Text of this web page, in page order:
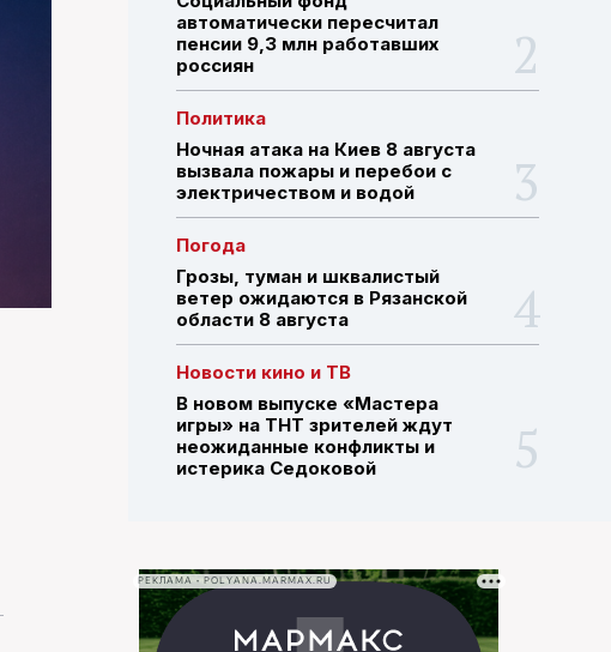
ПОИСК ПО САЙТУ
автоматически пересчитал
пенсии 9,3 млн работавших
россиян
Политика
Ночная атака на Киев 8 августа
вызвала пожары и перебои с
электричеством и водой
Погода
Грозы, туман и шквалистый
ветер ожидаются в Рязанской
области 8 августа
Новости кино и ТВ
В новом выпуске «Мастера
игры» на ТНТ зрителей ждут
неожиданные конфликты и
истерика Седоковой
РЕКЛАМА • POLYANA.MARMAX.RU